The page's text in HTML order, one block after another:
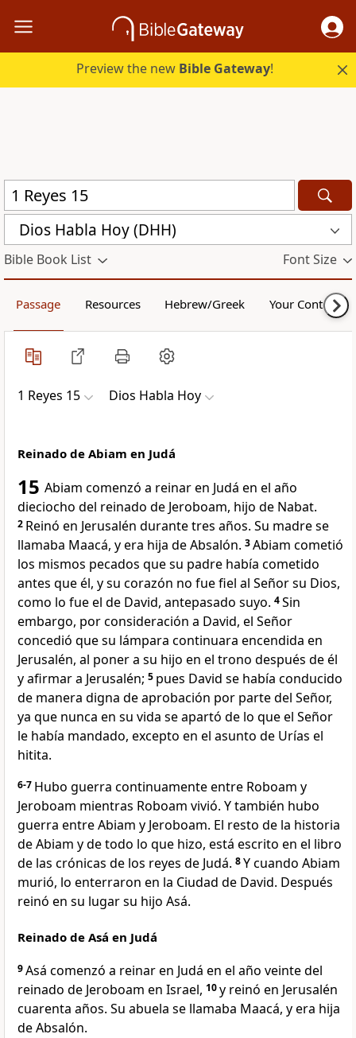
Preview the new Bible Gateway!
Dios Habla Hoy (DHH)
Bible Book List Font Size
Passage Resources Hebrew/Greek Your Content
1 Reyes 15 Dios Habla Hoy
Reinado de Abiam en Judá
15 Abiam comenzó a reinar en Judá en el año
dieciocho del reinado de Jeroboam, hijo de Nabat.
2 Reinó en Jerusalén durante tres años. Su madre se
llamaba Maacá, y era hija de Absalón. 3Abiam cometió
los mismos pecados que su padre había cometido
antes que él, y su corazón no fue fiel al Señor su Dios,
como lo fue el de David, antepasado suyo. 4Sin
embargo, por consideración a David, el Señor
concedió que su lámpara continuara encendida en
Jerusalén, al poner a su hijo en el trono después de él
y afirmar a Jerusalén; 5 pues David se había conducido
de manera digna de aprobación por parte del Señor,
ya que nunca en su vida se apartó de lo que el Señor
le había mandado, excepto en el asunto de Urías el
hitita.
6-7 Hubo guerra continuamente entre Roboam y
Jeroboam mientras Roboam vivió. Y también hubo
guerra entre Abiam y Jeroboam. El resto de la historia
de Abiam y de todo lo que hizo, está escrito en el libro
de las crónicas de los reyes de Judá. 8Y cuando Abiam
murió, lo enterraron en la Ciudad de David. Después
reinó en su lugar su hijo Asá.
Reinado de Asá en Judá
9Asá comenzó a reinar en Judá en el año veinte del
reinado de Jeroboam en Israel, 10y reinó en Jerusalén
cuarenta años. Su abuela se llamaba Maacá, y era hija
de Absalón.